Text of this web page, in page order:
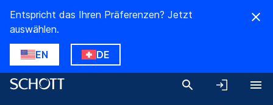
Entspricht das Ihren Präferenzen? Jetzt
auswählen.
EN DE